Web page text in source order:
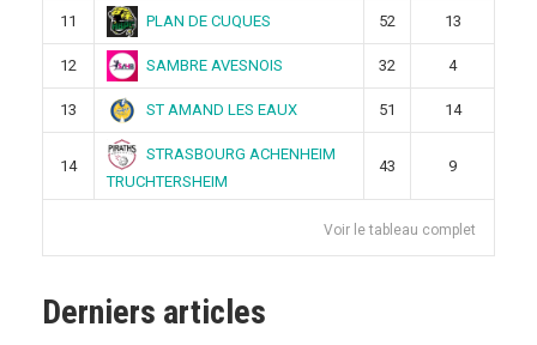
11 PLAN DE CUQUES 52 13
12 SAMBRE AVESNOIS 32 4
13 ST AMAND LES EAUX 51 14
14
STRASBOURG ACHENHEIM
TRUCHTERSHEIM
43 9
Voir le tableau complet
Derniers articles